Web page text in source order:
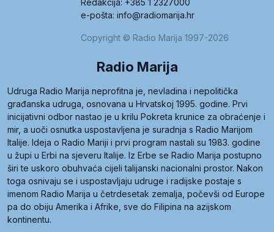
Redakcija: +385 1 2327000
e-pošta: info@radiomarija.hr
Copyright © Radio Marija 1997-2026
Radio Marija
Udruga Radio Marija neprofitna je, nevladina i nepolitička
građanska udruga, osnovana u Hrvatskoj 1995. godine. Prvi
inicijativni odbor nastao je u krilu Pokreta krunice za obraćenje i
mir, a uoči osnutka uspostavljena je suradnja s Radio Marijom
Italije. Ideja o Radio Mariji i prvi program nastali su 1983. godine
u župi u Erbi na sjeveru Italije. Iz Erbe se Radio Marija postupno
širi te uskoro obuhvaća cijeli talijanski nacionalni prostor. Nakon
toga osnivaju se i uspostavljaju udruge i radijske postaje s
imenom Radio Marija u četrdesetak zemalja, počevši od Europe
pa do obiju Amerika i Afrike, sve do Filipina na azijskom
kontinentu.